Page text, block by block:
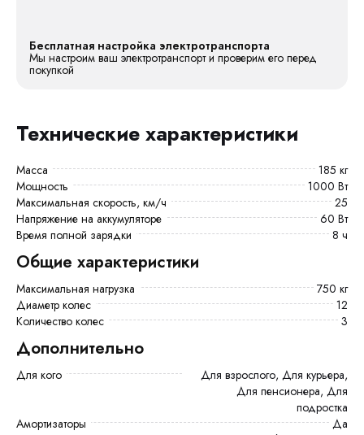
Бесплатная настройка электротранспорта
Мы настроим ваш электротранспорт и проверим его перед
покупкой
Технические характеристики
Масса
185 кг
Мощность
1000 Вт
Максимальная скорость, км/ч
25
Напряжение на аккумуляторе
60 Вт
Время полной зарядки
8 ч
Общие характеристики
Максимальная нагрузка
750 кг
Диаметр колес
12
Количество колес
3
Дополнительно
Для кого
Для взрослого, Для курьера,
Для пенсионера, Для
подростка
Амортизаторы
Да